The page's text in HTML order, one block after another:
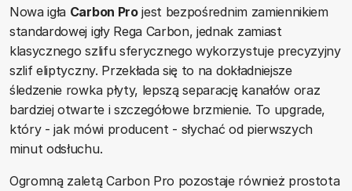
Nowa igła Carbon Projest bezpośrednim zamiennikiem
standardowej igły Rega Carbon, jednak zamiast
klasycznego szlifu sferycznego wykorzystuje precyzyjny
szlif eliptyczny. Przekłada się to na dokładniejsze
śledzenie rowka płyty, lepszą separację kanałów oraz
bardziej otwarte i szczegółowe brzmienie. To upgrade,
który - jak mówi producent - słychać od pierwszych
minut odsłuchu.
Ogromną zaletą Carbon Pro pozostaje również prostota